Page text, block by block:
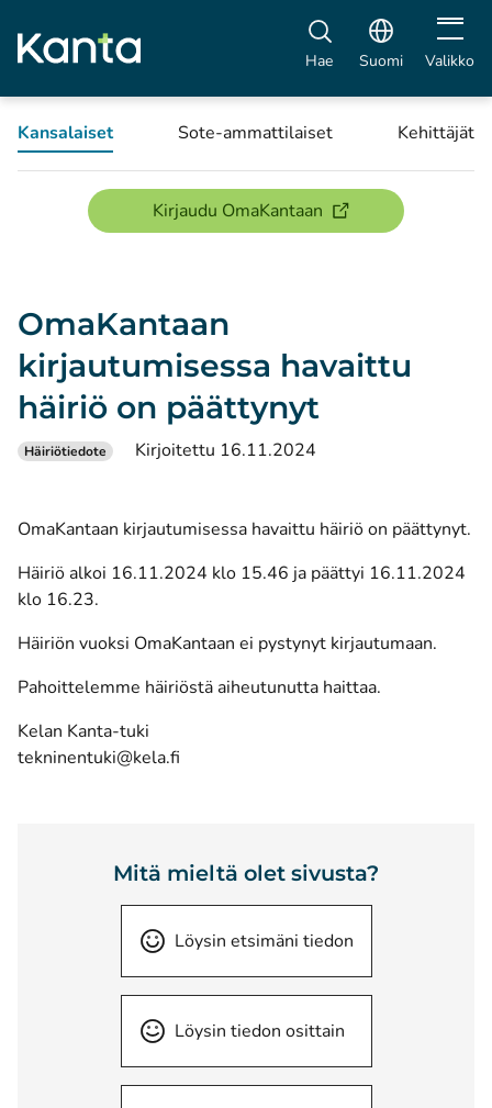
Hae Suomi Avaa
Valikko
Kansalaiset Sote-ammattilaiset Kehittäjät
Kirjaudu OmaKantaan(avautuu uuteen
OmaKantaan
kirjautumisessa havaittu
häiriö on päättynyt
Häiriötiedote Kirjoitettu 16.11.2024
OmaKantaan kirjautumisessa havaittu häiriö on päättynyt.
Häiriö alkoi 16.11.2024 klo 15.46 ja päättyi 16.11.2024
klo 16.23.
Häiriön vuoksi OmaKantaan ei pystynyt kirjautumaan.
Pahoittelemme häiriöstä aiheutunutta haittaa.
Kelan Kanta-tuki
tekninentuki@kela.fi
Mitä mieltä olet sivusta?
Löysin etsimäni tiedon
Löysin tiedon osittain